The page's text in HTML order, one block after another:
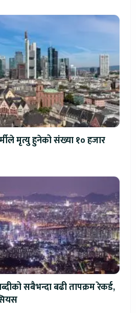
मृत्यु हुनेको संख्या १० हजार
सबैभन्दा बढी तापक्रम रेकर्ड,